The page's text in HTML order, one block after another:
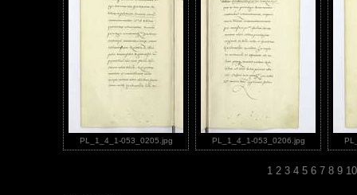
PL_1_4_1-053_0205.jpg PL_1_4_1-053_0206.jpg
1 2 3 4 5 6 7 8 9